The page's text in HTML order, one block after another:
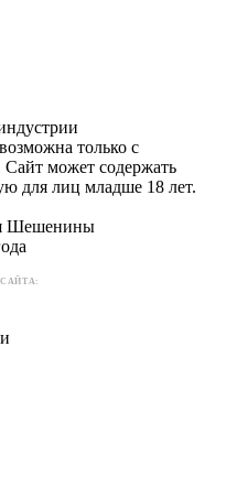
только с
Сайт может содержать
для лиц младше 18 лет.
Шешенины